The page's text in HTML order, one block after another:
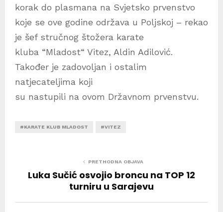
korak do plasmana na Svjetsko prvenstvo
koje se ove godine održava u Poljskoj – rekao
je šef stručnog štožera karate
kluba “Mladost“ Vitez, Aldin Adilović.
Također je zadovoljan i ostalim
natjecateljima koji
su nastupili na ovom Državnom prvenstvu.
#KARATE KLUB MLADOST #VITEZ
PRETHODNA OBJAVA
Luka Sučić osvojio broncu na TOP 12
turniru u Sarajevu